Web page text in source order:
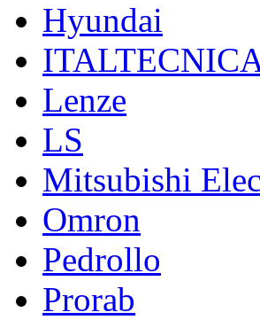
Hyundai
Lenze
LS
Mitsubishi
Omron
Pedrollo
Prorab